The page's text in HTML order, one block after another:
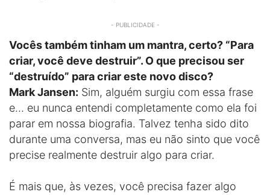
- PUBLICIDADE -
Vocês também tinham um mantra, certo? “Para
criar, você deve destruir”. O que precisou ser
“destruído” para criar este novo disco?
Mark Jansen: Sim, alguém surgiu com essa frase
e… eu nunca entendi completamente como ela foi
parar em nossa biografia. Talvez tenha sido dito
durante uma conversa, mas eu não sinto que você
precise realmente destruir algo para criar.
É mais que, às vezes, você precisa fazer algo